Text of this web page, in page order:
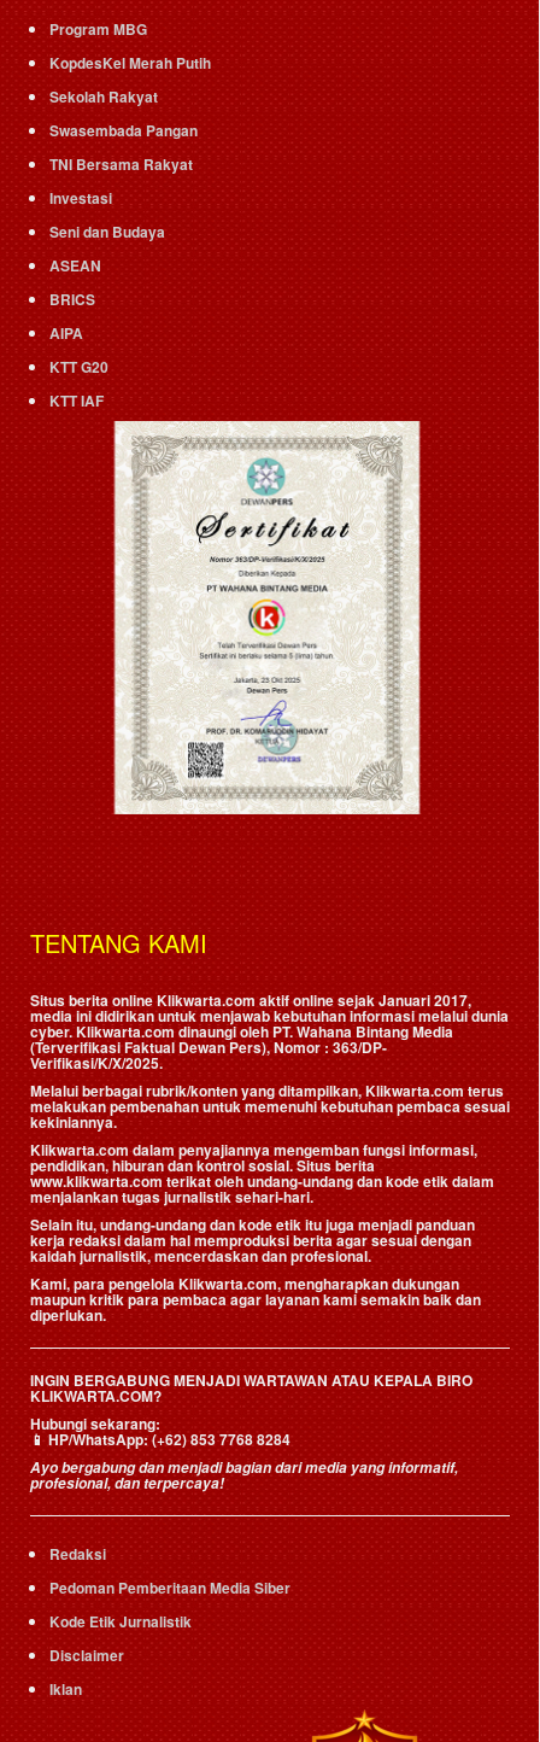
Program MBG
KopdesKel Merah Putih
Sekolah Rakyat
Swasembada Pangan
TNI Bersama Rakyat
Investasi
Seni dan Budaya
ASEAN
BRICS
AIPA
KTT G20
KTT IAF
TENTANG KAMI
Situs berita online Klikwarta.com aktif online sejak Januari 2017,
media ini didirikan untuk menjawab kebutuhan informasi melalui dunia
cyber. Klikwarta.com dinaungi oleh PT. Wahana Bintang Media
(Terverifikasi Faktual Dewan Pers), Nomor : 363/DP-
Verifikasi/K/X/2025.
Melalui berbagai rubrik/konten yang ditampilkan, Klikwarta.com terus
melakukan pembenahan untuk memenuhi kebutuhan pembaca sesuai
kekiniannya.
Klikwarta.com dalam penyajiannya mengemban fungsi informasi,
pendidikan, hiburan dan kontrol sosial. Situs berita
www.klikwarta.com terikat oleh undang-undang dan kode etik dalam
menjalankan tugas jurnalistik sehari-hari.
Selain itu, undang-undang dan kode etik itu juga menjadi panduan
kerja redaksi dalam hal memproduksi berita agar sesuai dengan
kaidah jurnalistik, mencerdaskan dan profesional.
Kami, para pengelola Klikwarta.com, mengharapkan dukungan
maupun kritik para pembaca agar layanan kami semakin baik dan
diperlukan.
INGIN BERGABUNG MENJADI WARTAWAN ATAU KEPALA BIRO
KLIKWARTA.COM?
Hubungi sekarang:
📱HP/WhatsApp:(+62) 853 7768 8284
Ayo bergabung dan menjadi bagian dari media yang informatif,
profesional, dan terpercaya!
Redaksi
Pedoman Pemberitaan Media Siber
Kode Etik Jurnalistik
Disclaimer
Iklan